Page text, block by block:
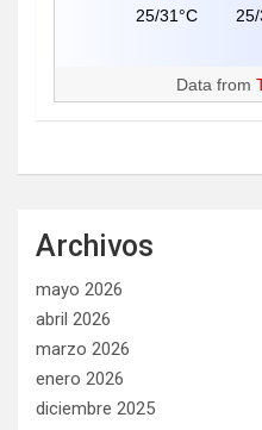
25/31°C
Data from
Archivos
mayo 2026
abril 2026
marzo 2026
enero 2026
diciembre 2025